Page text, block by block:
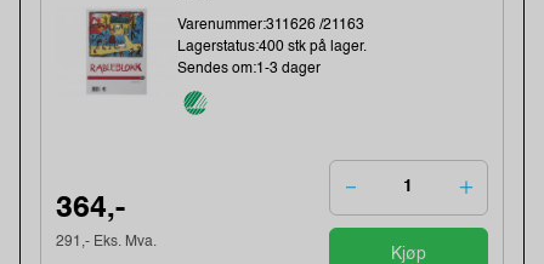
Varenummer:311626 /21163
Lagerstatus:400 stk på lager.
Sendes om:1-3 dager
364,-
291,- Eks. Mva.
Kjøp